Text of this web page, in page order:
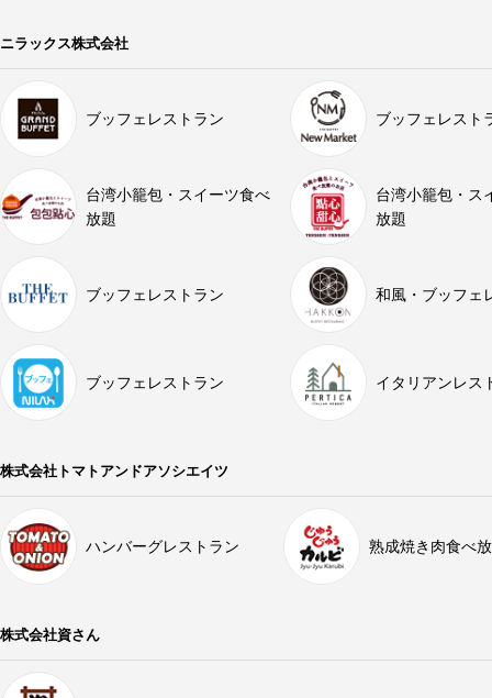
ニラックス株式会社
ブッフェレストラン ブッフェレスト
台湾小籠包・スイーツ食べ
放題
台湾小籠包・ス
放題
ブッフェレストラン 和風・ブッフェ
ブッフェレストラン イタリアンレス
株式会社トマトアンドアソシエイツ
ハンバーグレストラン 熟成焼き肉食べ
株式会社資さん